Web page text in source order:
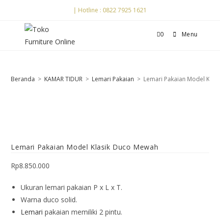
| Hotline : 0822 7925 1621
0 Menu
Beranda > KAMAR TIDUR > Lemari Pakaian > Lemari Pakaian Model
Lemari Pakaian Model Klasik Duco Mewah
Rp8.850.000
Ukuran lemari pakaian P x L x T.
Warna duco solid.
Lemari pakaian memiliki 2 pintu.